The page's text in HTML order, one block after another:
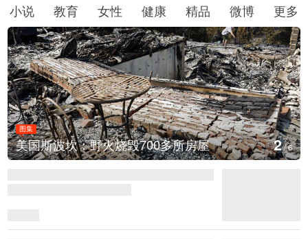
小说
教育 女性 健康 精品 微博 更多
房屋
图集
叙利亚：大马士革发生爆炸
3/6